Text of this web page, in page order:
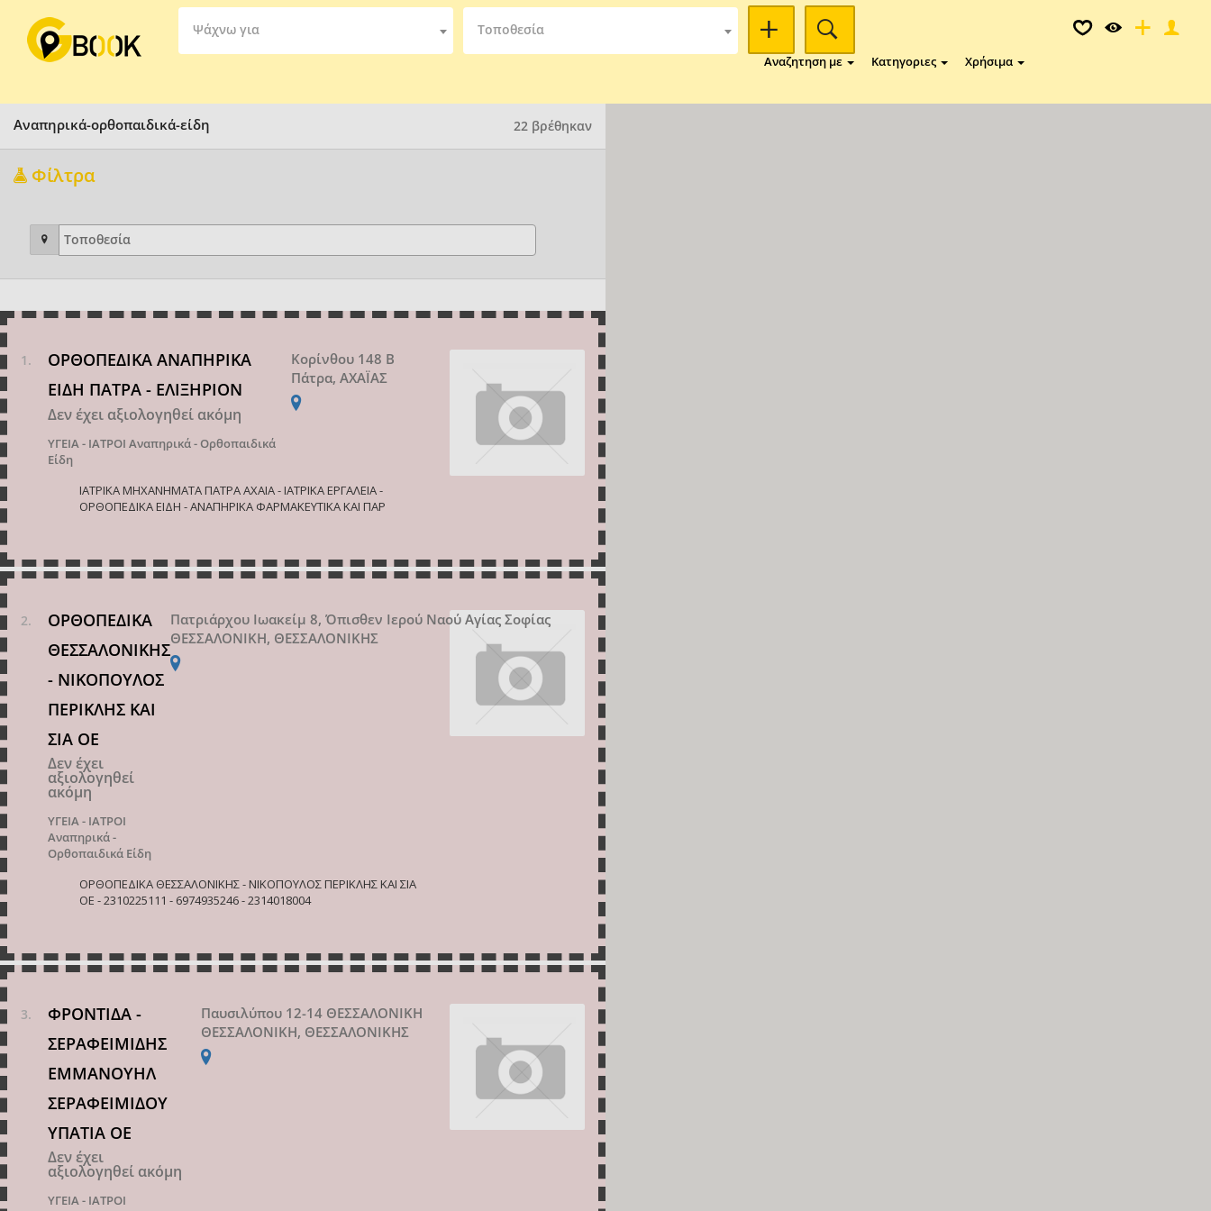
Ψάχνω για Τοποθεσία
Αναζητηση με Κατηγοριες Χρήσιμα
Αναπηρικά-ορθοπαιδικά-είδη 22 βρέθηκαν
Φίλτρα
ΟΡΘΟΠΕΔΙΚΑ ΑΝΑΠΗΡΙΚΑ
ΕΙΔΗ ΠΑΤΡΑ - ΕΛΙΞΗΡΙΟΝ
Δεν έχει αξιολογηθεί ακόμη
ΥΓΕΙΑ - ΙΑΤΡΟΙ Αναπηρικά - Ορθοπαιδικά
Είδη
Κορίνθου 148 Β
Πάτρα, ΑΧΑΪΑΣ
ΙΑΤΡΙΚΑ ΜΗΧΑΝΗΜΑΤΑ ΠΑΤΡΑ ΑΧΑΙΑ - ΙΑΤΡΙΚΑ ΕΡΓΑΛΕΙΑ -
ΟΡΘΟΠΕΔΙΚΑ ΕΙΔΗ - ΑΝΑΠΗΡΙΚΑ ΦΑΡΜΑΚΕΥΤΙΚΑ ΚΑΙ ΠΑΡ
ΟΡΘΟΠΕΔΙΚΑ
ΘΕΣΣΑΛΟΝΙΚΗΣ
- ΝΙΚΟΠΟΥΛΟΣ
ΠΕΡΙΚΛΗΣ ΚΑΙ
ΣΙΑ ΟΕ
Δεν έχει
αξιολογηθεί
ακόμη
ΥΓΕΙΑ - ΙΑΤΡΟΙ
Αναπηρικά -
Ορθοπαιδικά Είδη
Πατριάρχου Ιωακείμ 8, Όπισθεν Ιερού Ναού Αγίας Σοφίας
ΘΕΣΣΑΛΟΝΙΚΗ, ΘΕΣΣΑΛΟΝΙΚΗΣ
ΟΡΘΟΠΕΔΙΚΑ ΘΕΣΣΑΛΟΝΙΚΗΣ - ΝΙΚΟΠΟΥΛΟΣ ΠΕΡΙΚΛΗΣ ΚΑΙ ΣΙΑ
ΟΕ - 2310225111 - 6974935246 - 2314018004
ΦΡΟΝΤΙΔΑ -
ΣΕΡΑΦΕΙΜΙΔΗΣ
ΕΜΜΑΝΟΥΗΛ
ΣΕΡΑΦΕΙΜΙΔΟΥ
ΥΠΑΤΙΑ ΟΕ
Δεν έχει
αξιολογηθεί ακόμη
ΥΓΕΙΑ - ΙΑΤΡΟΙ
Παυσιλύπου 12-14 ΘΕΣΣΑΛΟΝΙΚΗ
ΘΕΣΣΑΛΟΝΙΚΗ, ΘΕΣΣΑΛΟΝΙΚΗΣ